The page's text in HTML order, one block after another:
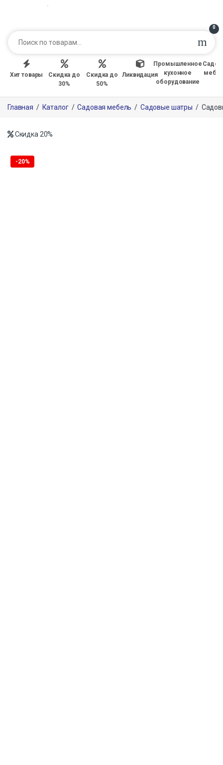
0
Хит товары
Скидка до
30%
Скидка до
50%
Ликвидация
Промышленное
кухонное
оборудование
Главная / Каталог / Садовая мебель / Садовые шатры /
Скидка 20%
-20%